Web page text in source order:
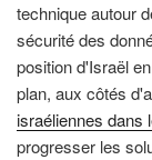
technique autour
sécurité des
position d'Israël
plan, aux côtés
israéliennes dans
progresser les